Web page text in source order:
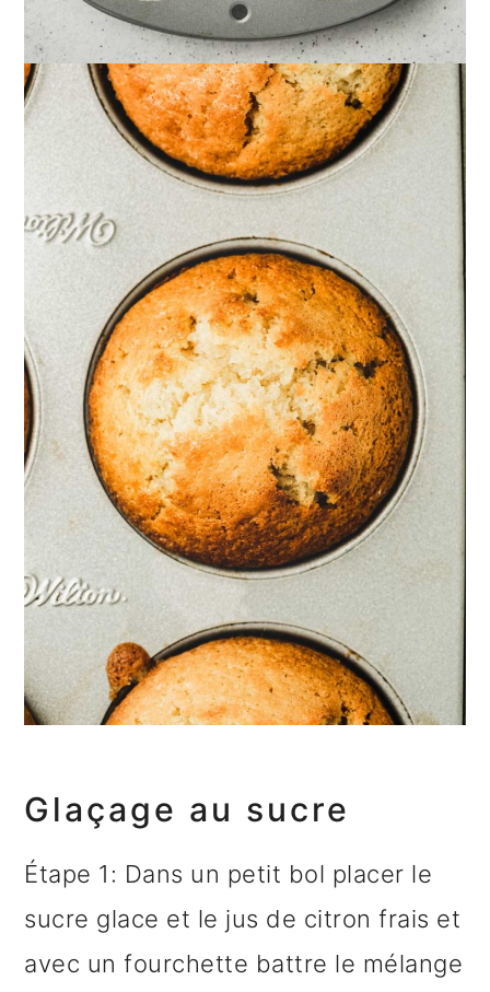
Glaçage au sucre
Étape 1: Dans un petit bol placer le
sucre glace et le jus de citron frais et
avec un fourchette battre le mélange